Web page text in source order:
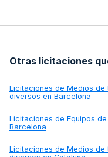
Otras licitaciones
Licitaciones de Medios de
diversos en Barcelona
Licitaciones de Equipos
Barcelona
Licitaciones de Medios de